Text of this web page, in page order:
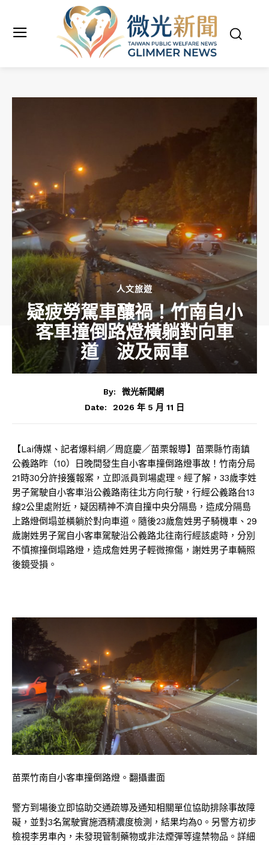
人文旅遊
疑疲勞駕車釀禍！竹南自小
客車撞倒路燈橫躺對向車
道 波及兩車
By:
微光新聞網
Date:
2026 年 5 月 11 日
【Lai傳媒、記者爆料網／周庭慶／苗栗報導】苗栗縣竹南鎮
公義路昨（10）日晚間發生自小客車撞倒路燈事故！竹南分局
21時30分許接獲報案，立即派員到場處理。經了解，33歲李姓
男子駕駛自小客車沿公義路南往北方向行駛，行經公義路台13
線2公里處附近，疑因精神不濟自撞中央分隔島，造成分隔島
上路燈倒塌並橫躺於對向車道。隨後23歲詹姓男子騎機車、29
歲謝姓男子駕自小客車駕駛沿公義路北往南行經該處時，分別
不慎擦撞倒塌路燈，造成詹姓男子輕微擦傷，謝姓男子車輛照
後鏡受損。
苗栗竹南自小客車撞倒路燈。翻攝畫面
警方到場後立即協助交通疏導及通知相關單位協助排除事故障
礙，並對3名駕駛實施酒精濃度檢測，結果均為0。另警方初步
檢視李男車內，未發現管制藥物或非法煙彈等違禁物品。詳細